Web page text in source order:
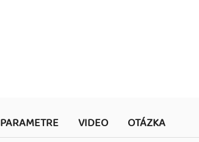
PARAMETRE VIDEO OTÁZKA